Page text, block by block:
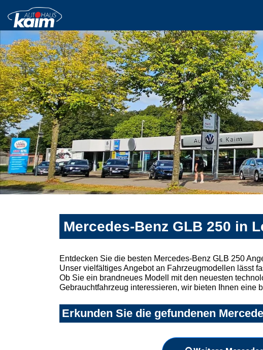
Mercedes-Benz GLB 250 in
Entdecken Sie die besten Mercedes-Benz GLB 250
Unser vielfältiges Angebot an Fahrzeugmodellen lässt
Ob Sie ein brandneues Modell mit den neuesten
Gebrauchtfahrzeug interessieren, wir bieten Ihnen eine
Erkunden Sie die gefundenen